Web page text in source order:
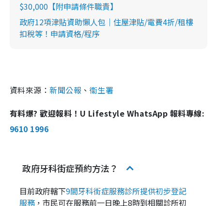
$30,000【附申請條件職責】
政府12項津貼資助懶人包｜住屋津貼/電費4折/租樓
扣稅等！申請資格/程序
資料來源：新聞公報 、 衞生署
有料爆? 歡迎報料！U Lifestyle WhatsApp 報料專線:
9610 1996
政府牙科街症預約方法？
目前政府轄下9間牙科街症服務診所提供初步登記
服務 ，市民可在服務前一日晚上8時到相關診所初